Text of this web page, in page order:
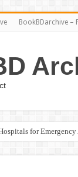
BookBDarchive –
for